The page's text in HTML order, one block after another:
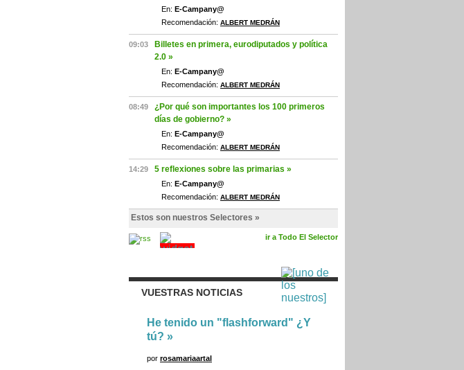
En: E-Campany@
Recomendación: ALBERT MEDRÁN
09:03
Billetes en primera, eurodiputados y política
2.0 »
En: E-Campany@
Recomendación: ALBERT MEDRÁN
08:49
¿Por qué son importantes los 100 primeros
días de gobierno? »
En: E-Campany@
Recomendación: ALBERT MEDRÁN
14:29 5 reflexiones sobre las primarias »
En: E-Campany@
Recomendación: ALBERT MEDRÁN
Estos son nuestros Selectores »
ir a Todo El Selector
VUESTRAS NOTICIAS
He tenido un "flashforward" ¿Y
tú? »
por rosamariaartal